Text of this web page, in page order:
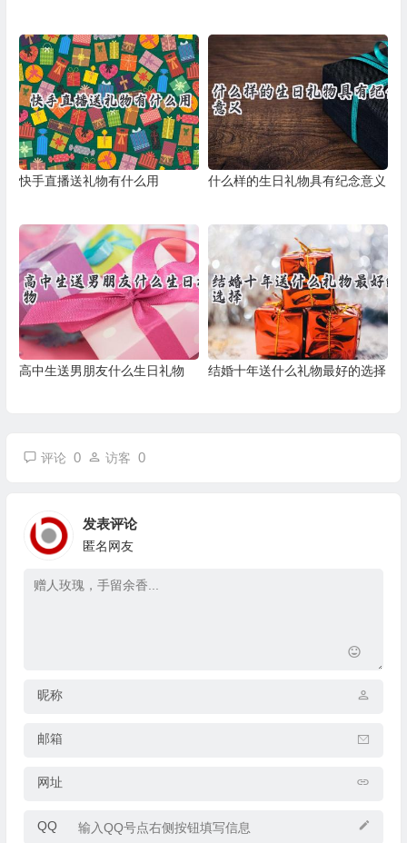
快手直播送礼物有什么用 什么样的生日礼物具有纪念意义
高中生送男朋友什么生日礼物 结婚十年送什么礼物最好的选择
评论 0 访客 0
发表评论
匿名网友
昵称
邮箱
网址
QQ